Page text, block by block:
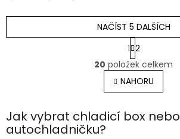
O
v
l
á
a
NAČÍST 5 DALŠÍCH
S
t
r
á
n
k
v
á
1 2
20 položek celkem
NAHORU
Jak vybrat chladicí box nebo
autochladničku?